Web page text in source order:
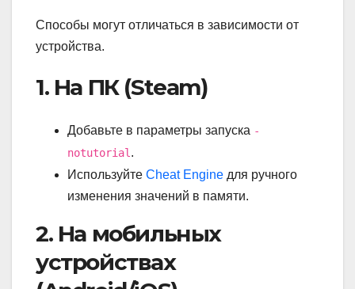
Способы могут отличаться в зависимости от
устройства.
1. На ПК (Steam)
Добавьте в параметры запуска -
notutorial .
Используйте Cheat Engine для ручного
изменения значений в памяти.
2. На мобильных
устройствах